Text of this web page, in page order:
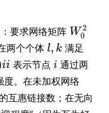
要求网络矩阵
两个个体
满足
表示节点
通过两
度。在未加权网络
的互惠链接数；在无向